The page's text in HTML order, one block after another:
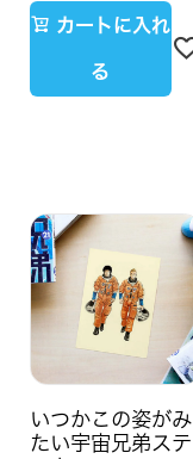
カートに入れ
る
いつかこの姿がみ
たい宇宙兄弟ステ